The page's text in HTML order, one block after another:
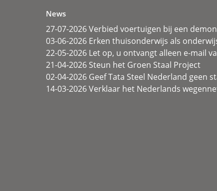
News
27-07-2026 Verbied voertuigen bij een
03-06-2026 Erken thuisonderwijs als
22-05-2026 Let op, u ontvangt alleen e-mail
21-04-2026 Steun het Groen Staal Project
02-04-2026 Geef Tata Steel Nederland geen
14-03-2026 Verklaar het Nederlands